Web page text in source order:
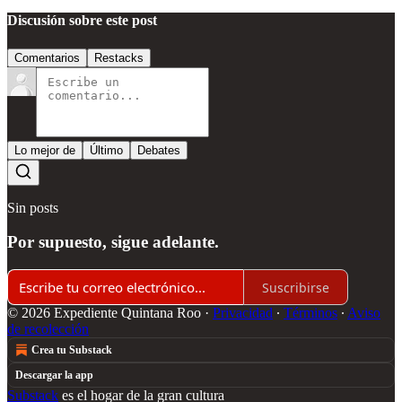
Discusión sobre este post
Comentarios Restacks
Lo mejor de Último Debates
Sin posts
Por supuesto, sigue adelante.
Suscribirse
© 2026 Expediente Quintana Roo · Privacidad ∙ Términos ∙ Aviso
de recolección
Crea tu Substack
Descargar la app
Substack es el hogar de la gran cultura